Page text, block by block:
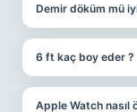
Demir döküm mü
6 ft kaç boy eder ?
Apple Watch nasıl